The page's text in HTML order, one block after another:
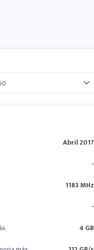
Abril 2017
-
1183 MHz
-
4 GB